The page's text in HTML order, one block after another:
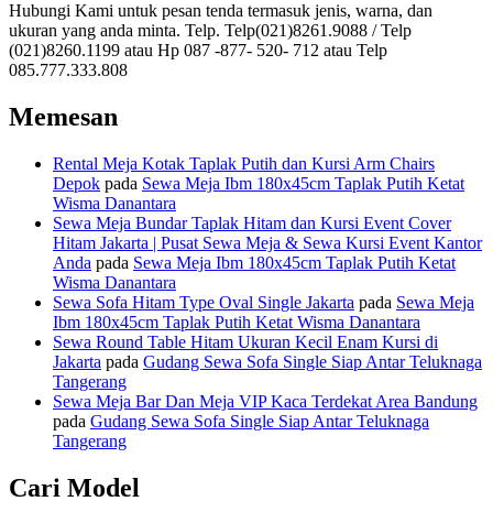
Hubungi Kami untuk pesan tenda termasuk jenis, warna, dan
ukuran yang anda minta. Telp. Telp(021)8261.9088 / Telp
(021)8260.1199 atau Hp 087 -877- 520- 712 atau Telp
085.777.333.808
Memesan
Rental Meja Kotak Taplak Putih dan Kursi Arm Chairs
Depok pada Sewa Meja Ibm 180x45cm Taplak Putih Ketat
Wisma Danantara
Sewa Meja Bundar Taplak Hitam dan Kursi Event Cover
Hitam Jakarta | Pusat Sewa Meja & Sewa Kursi Event Kantor
Anda pada Sewa Meja Ibm 180x45cm Taplak Putih Ketat
Wisma Danantara
Sewa Sofa Hitam Type Oval Single Jakarta pada Sewa Meja
Ibm 180x45cm Taplak Putih Ketat Wisma Danantara
Sewa Round Table Hitam Ukuran Kecil Enam Kursi di
Jakarta pada Gudang Sewa Sofa Single Siap Antar Teluknaga
Tangerang
Sewa Meja Bar Dan Meja VIP Kaca Terdekat Area Bandung
pada Gudang Sewa Sofa Single Siap Antar Teluknaga
Tangerang
Cari Model